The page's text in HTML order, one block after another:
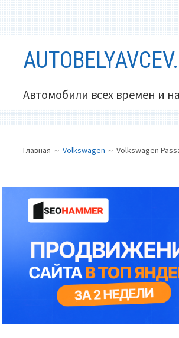
содержимому
Автомобили всех времен и
МЕНЮ
САЙТЕ
(ХЛЕБНЫЕ
КРОШКИ)
Главная Volkswagen Volkswagen